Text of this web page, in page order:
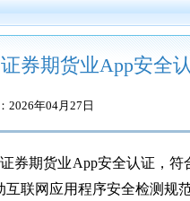
券期货业App安全
2026年04月27日
券期货业App安全认证，
联网应用程序安全检测规